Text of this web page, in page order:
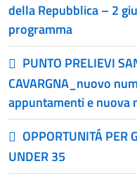
della Repubblica – 2
programma
PUNTO PRELIEVI
CAVARGNA_nuovo
appuntamenti e nuova
OPPORTUNITÁ PER
UNDER 35